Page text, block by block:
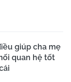
giúp cha mẹ
quan hệ tốt